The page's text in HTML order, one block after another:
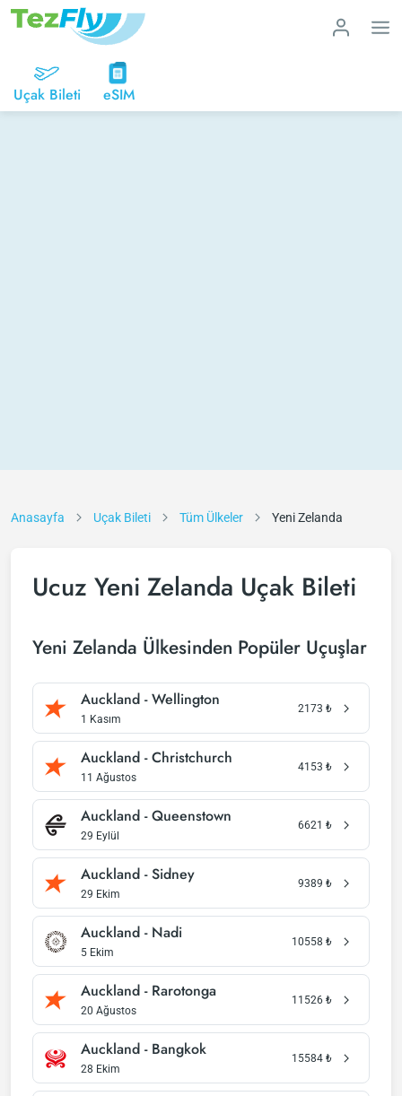
Uçak Bileti eSIM
Anasayfa Uçak Bileti Tüm Ülkeler Yeni Zelanda
Ucuz Yeni Zelanda Uçak Bileti
Yeni Zelanda Ülkesinden Popüler Uçuşlar
Auckland - Wellington
1 Kasım
2173 ₺
Auckland - Christchurch
11 Ağustos
4153 ₺
Auckland - Queenstown
29 Eylül
6621 ₺
Auckland - Sidney
29 Ekim
9389 ₺
Auckland - Nadi
5 Ekim
10558 ₺
Auckland - Rarotonga
20 Ağustos
11526 ₺
Auckland - Bangkok
28 Ekim
15584 ₺